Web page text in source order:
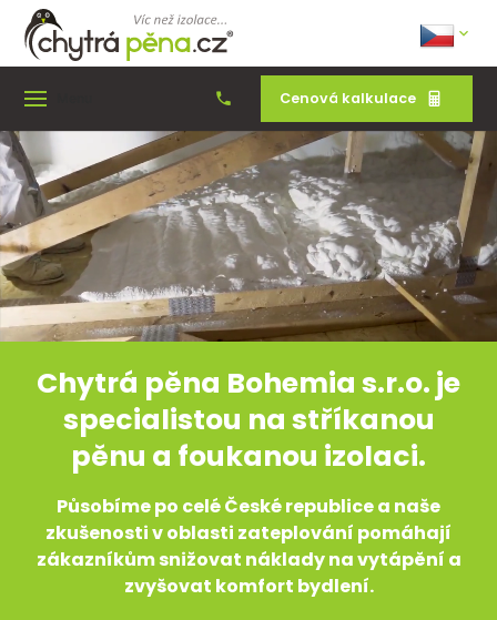
Cenová kalkulace
Chytrá pěna Bohemia s.r.o. je
specialistou na stříkanou
pěnu a foukanou izolaci.
Působíme po celé České republicea naše
zkušenosti v oblasti zateplování pomáhají
zákazníkům snižovat náklady na vytápění a
zvyšovat komfort bydlení.